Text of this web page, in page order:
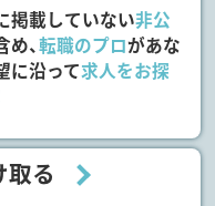
掲載していない非公
め、転職のプロがあな
に沿って求人をお探
る